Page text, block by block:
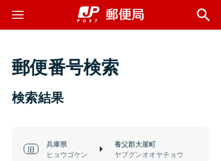
郵便番号検索
検索結果
兵庫県
ヒョウゴケン
養父郡大屋町
ヤブグンオオヤチョウ